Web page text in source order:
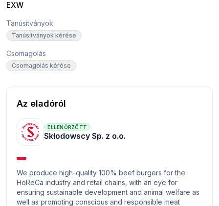
EXW
Tanúsítványok
Tanúsítványok kérése
Csomagolás
Csomagolás kérése
Az eladóról
ELLENŐRZÖTT
Skłodowscy Sp. z o.o.
We produce high-quality 100% beef burgers for the
HoReCa industry and retail chains, with an eye for
ensuring sustainable development and animal welfare as
well as promoting conscious and responsible meat